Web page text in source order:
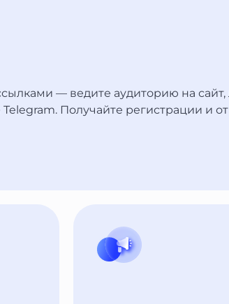
— ведите аудиторию на сайт,
Получайте регистрации и